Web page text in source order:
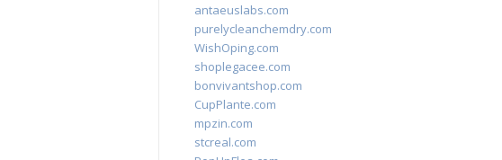
antaeuslabs.com
purelycleanchemdry.com
WishOping.com
shoplegacee.com
bonvivantshop.com
CupPlante.com
mpzin.com
stcreal.com